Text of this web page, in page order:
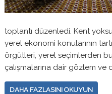
toplantı düzenledi. Kent
yerel ekonomi konularının
örgütleri, yerel seçimlerden
çalışmalarına dair gözlem ve
DAHA FAZLASINI OKUYUN